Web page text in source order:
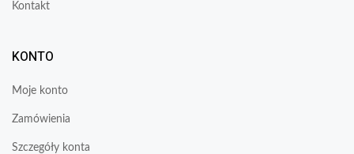
Kontakt
KONTO
Moje konto
Zamówienia
Szczegóły konta